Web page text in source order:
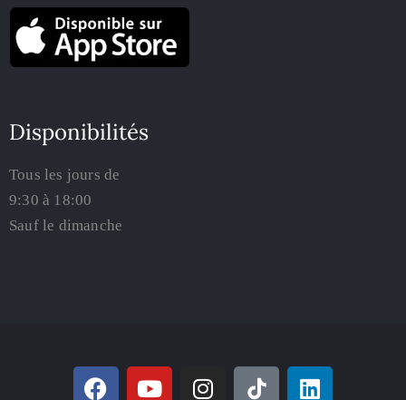
Disponibilités
Tous les jours de
9:30 à 18:00
Sauf le dimanche